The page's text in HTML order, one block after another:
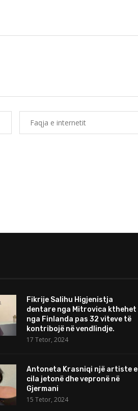
Fikrije Salihu Higjenistja
dentare nga Mitrovica kthehet
nga Finlanda pas 32 viteve të
kontribojë në vendlindje.
17 Tetor, 2024
Antoneta Krasniqi një artiste e
cila jetonë dhe vepronë në
Gjermani
15 Tetor, 2024